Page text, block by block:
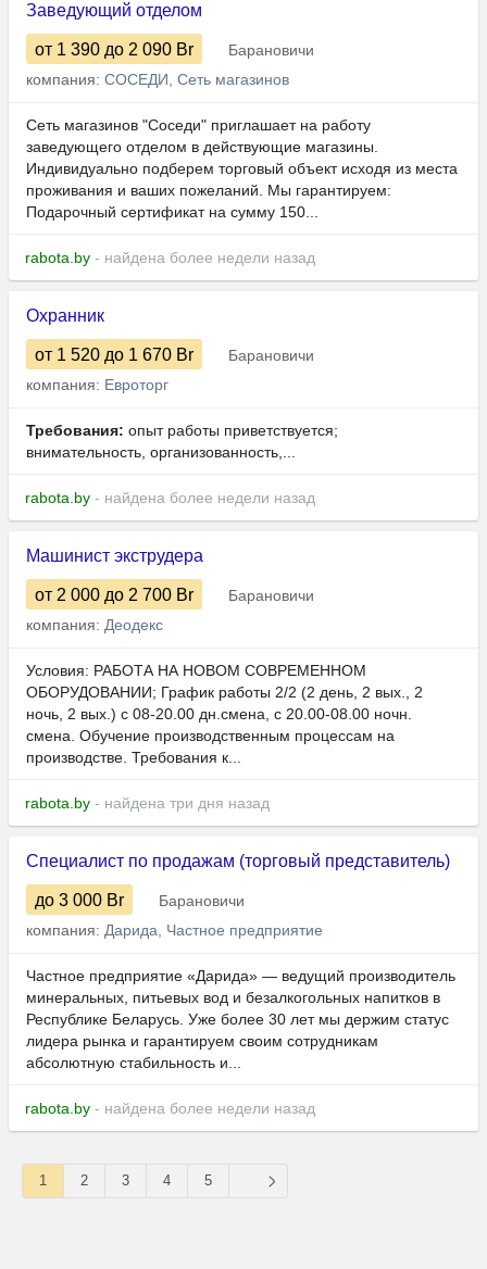
Заведующий отделом
от 1 390 до 2 090 Br
Барановичи
компания: СОСЕДИ, Сеть магазинов
Сеть магазинов "Соседи" приглашает на работу
заведующего отделом в действующие магазины.
Индивидуально подберем торговый объект исходя из места
проживания и ваших пожеланий. Мы гарантируем:
Подарочный сертификат на сумму 150...
rabota.by - найдена более недели назад
Охранник
от 1 520 до 1 670 Br
Барановичи
компания: Евроторг
Требования: опыт работы приветствуется;
внимательность, организованность,...
rabota.by - найдена более недели назад
Машинист экструдера
от 2 000 до 2 700 Br
Барановичи
компания: Деодекс
Условия: РАБОТА НА НОВОМ СОВРЕМЕННОМ
ОБОРУДОВАНИИ; График работы 2/2 (2 день, 2 вых., 2
ночь, 2 вых.) с 08-20.00 дн.смена, с 20.00-08.00 ночн.
смена. Обучение производственным процессам на
производстве. Требования к...
rabota.by - найдена три дня назад
Специалист по продажам (торговый представитель)
до 3 000 Br
Барановичи
компания: Дарида, Частное предприятие
Частное предприятие «Дарида» — ведущий производитель
минеральных, питьевых вод и безалкогольных напитков в
Республике Беларусь. Уже более 30 лет мы держим статус
лидера рынка и гарантируем своим сотрудникам
абсолютную стабильность и...
rabota.by - найдена более недели назад
1 2 3 4 5